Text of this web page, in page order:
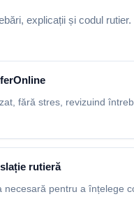
explicații și codul
fără stres, revizuind
rutieră
necesară pentru a înțelege